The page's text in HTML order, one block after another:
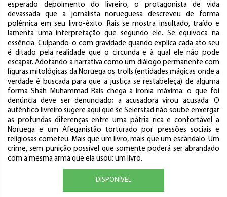
esperado depoimento do livreiro, o protagonista de vida
devassada que a jornalista norueguesa descreveu de forma
polêmica em seu livro-êxito. Rais se mostra insultado, traído e
lamenta uma interpretação que segundo ele. Se equivoca na
essência. Culpando-o com gravidade quando explica cada ato seu
é ditado pela realidade que o circunda e à qual ele não pode
escapar. Adotando a narrativa como um diálogo permanente com
figuras mitológicas da Noruega os trolls (entidades mágicas onde a
verdade é buscada para que a justiça se restabeleça) de alguma
forma Shah Muhammad Rais chega à ironia máxima: o que foi
denúncia deve ser denunciado; a acusadora virou acusada. O
autêntico livreiro sugere aqui que se Seierstad não soube enxergar
as profundas diferenças entre uma pátria rica e confortável a
Noruega e um Afeganistão torturado por pressões sociais e
religiosas cometeu. Mais que um livro, mais que um escândalo. Um
crime, sem punição possível que somente poderá ser abrandado
com a mesma arma que ela usou: um livro.
DISPONÍVEL